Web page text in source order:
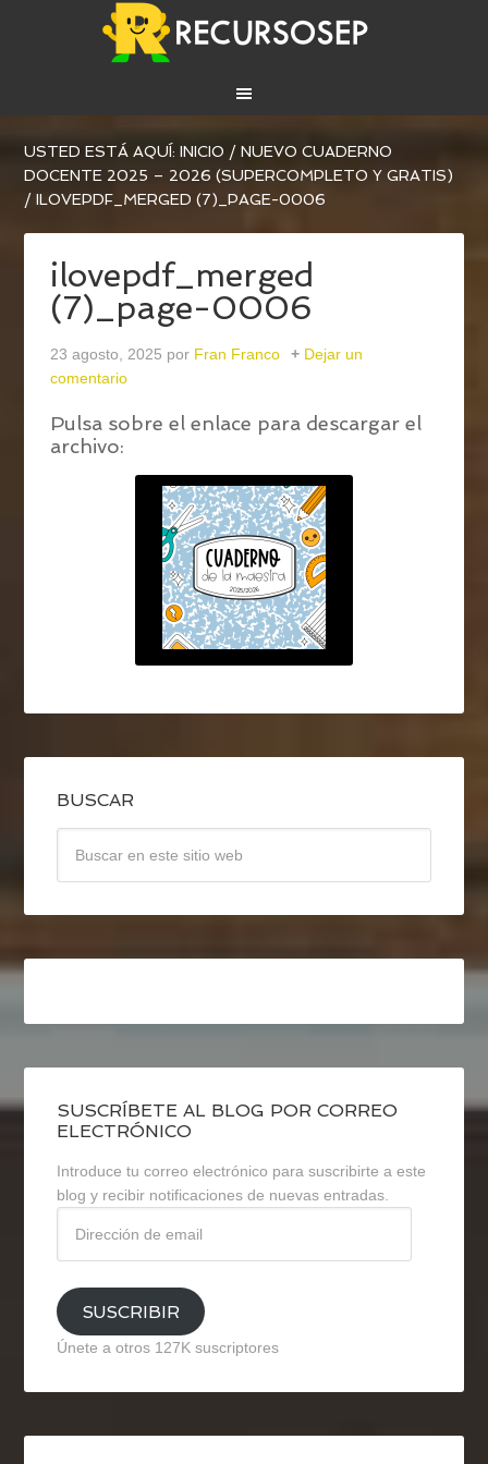
USTED ESTÁ AQUÍ:INICIO / NUEVO CUADERNO
DOCENTE 2025 – 2026 (SUPERCOMPLETO Y GRATIS)
/ ILOVEPDF_MERGED (7)_PAGE-0006
ilovepdf_merged
(7)_page-0006
23 agosto, 2025 por Fran Franco
Dejar un
comentario
Pulsa sobre el enlace para descargar el
archivo:
BUSCAR
SUSCRÍBETE AL BLOG POR CORREO
ELECTRÓNICO
Introduce tu correo electrónico para suscribirte a este
blog y recibir notificaciones de nuevas entradas.
email
SUSCRIBIR
Únete a otros 127K suscriptores